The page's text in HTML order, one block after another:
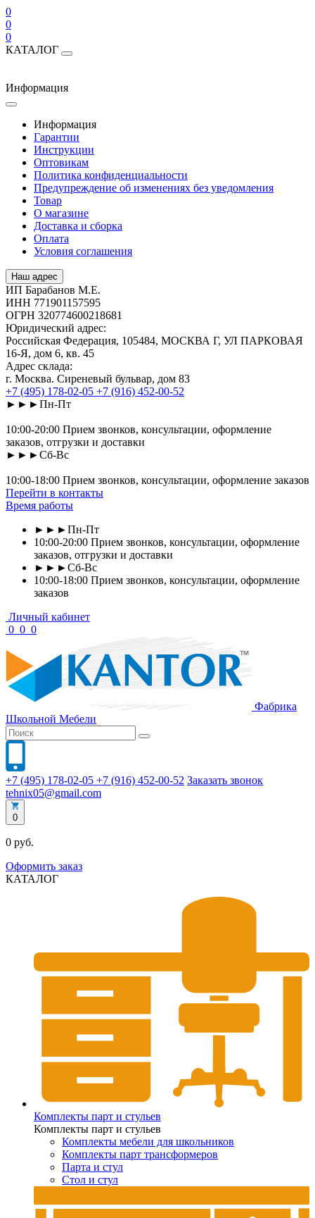
0
0
0
КАТАЛОГ
Информация
Информация
Гарантии
Инструкции
Оптовикам
Политика конфиденциальности
Предупреждение об изменениях без уведомления
Товар
О магазине
Доставка и сборка
Оплата
Условия соглашения
Наш адрес
ИП Барабанов М.Е.
ИНН 771901157595
ОГРН 320774600218681
Юридический адрес:
Российская Федерация, 105484, МОСКВА Г, УЛ ПАРКОВАЯ
16-Я, дом 6, кв. 45
Адрес склада:
г. Москва. Сиреневый бульвар, дом 83
+7 (495) 178-02-05 +7 (916) 452-00-52
►►►Пн-Пт
10:00-20:00 Прием звонков, консультации, оформление
заказов, отгрузки и доставки
►►►Сб-Вс
10:00-18:00 Прием звонков, консультации, оформление заказов
Перейти в контакты
Время работы
►►►Пн-Пт
10:00-20:00 Прием звонков, консультации, оформление
заказов, отгрузки и доставки
►►►Сб-Вс
10:00-18:00 Прием звонков, консультации, оформление
заказов
Личный кабинет
0 0 0
Фабрика
Школьной Мебели
+7 (495) 178-02-05 +7 (916) 452-00-52 Заказать звонок
tehnix05@gmail.com
0
0 руб.
Оформить заказ
КАТАЛОГ
Комплекты парт и стульев
Комплекты парт и стульев
Комплекты мебели для школьников
Комплекты парт трансформеров
Парта и стул
Стол и стул